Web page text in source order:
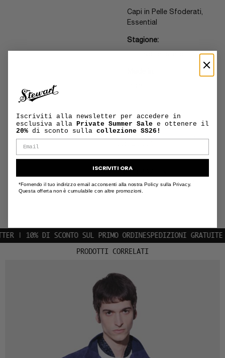
Capi in Pelle Sfoderati,
Essential
Stagione:
MANUTENZIONE
E CURA DEL
INFORMAZIONI
E RESI
+
10% DI SCONTO SUL PRIMO ORDINESPEDIZIONI GRATUITE IN
PRODOTTI CORRELATI
Iscriviti alla newsletter per accedere in
esclusiva alla Private Summer Sale e ottenere il
20% di sconto sulla collezione SS26!
ISCRIVITI ORA
*Fornendo il tuo indirizzo email acconsenti alla nostra Policy sulla Privacy.
Questa offerta non è cumulabile con altre promozioni.